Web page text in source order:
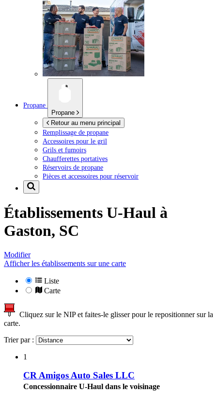
Propane
Propane
Retour au menu principal
Remplissage de propane
Accessoires pour le gril
Grils et fumoirs
Chaufferettes portatives
Réservoirs de propane
Pièces et accessoires pour réservoir
Établissements U-Haul à
Gaston, SC
Modifier
Afficher les établissements sur une carte
Liste
Carte
Cliquez sur le NIP et faites-le glisser pour le repositionner sur la
carte.
Trier par :
1
CR Amigos Auto Sales LLC
Concessionnaire U-Haul dans le voisinage